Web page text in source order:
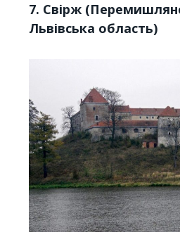
7. Свірж
Львівська область)